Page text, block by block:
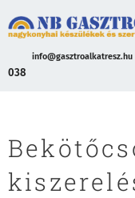
info@gasztroalkatresz.hu
038